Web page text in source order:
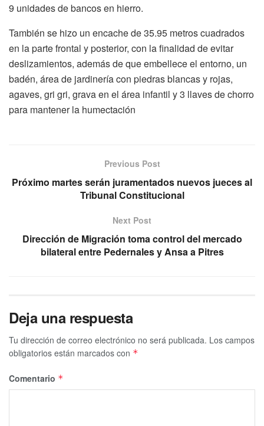
9 unidades de bancos en hierro.
También se hizo un encache de 35.95 metros cuadrados
en la parte frontal y posterior, con la finalidad de evitar
deslizamientos, además de que embellece el entorno, un
badén, área de jardinería con piedras blancas y rojas,
agaves, gri gri, grava en el área infantil y 3 llaves de chorro
para mantener la humectación
Previous Post
Próximo martes serán juramentados nuevos jueces al
Tribunal Constitucional
Next Post
Dirección de Migración toma control del mercado
bilateral entre Pedernales y Ansa a Pitres
Deja una respuesta
Tu dirección de correo electrónico no será publicada. Los campos
obligatorios están marcados con *
Comentario *